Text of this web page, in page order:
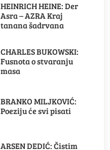
HEINRICH HEINE: Der
Asra – AZRA Kraj
tanana šadrvana
CHARLES BUKOWSKI:
Fusnota o stvaranju
masa
BRANKO MILJKOVIĆ:
Poeziju će svi pisati
ARSEN DEDIĆ: Čistim